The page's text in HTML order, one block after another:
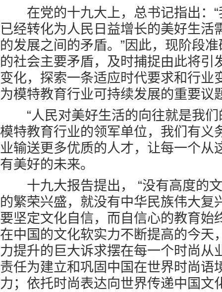
在党的十九大上，总书记指出：“
已经转化为人民日益增长的美好生活
的发展之间的矛盾。”因此，现阶段
的社会主要矛盾，及时捕捉由此将引
变化，探索一条适应时代要求和行业
为模特教育行业可持续发展的重要议
“人民对美好生活的向往就是我们
模特教育行业的领军单位，我们有义
业输送更多优质的人才，让每一个从
有美好的未来。
十九大报告提出， “没有高度的
的繁荣兴盛，就没有中华民族伟大复
要坚定文化自信，而自信心的教育始
在中国的文化软实力不断提高的今天
力提升的巨大诉求摆在每一个时尚从
责任为建立和巩固中国在世界时尚语
力；依托时尚表达向世界传递中国文